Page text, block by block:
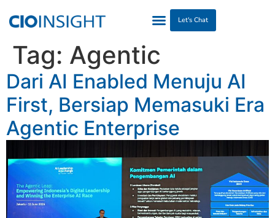
Let's Chat
Tag: Agentic
Dari AI Enabled Menuju AI
First, Bersiap Memasuki Era
Agentic Enterprise